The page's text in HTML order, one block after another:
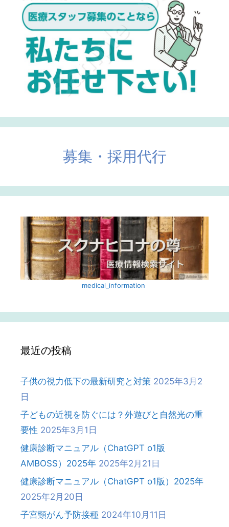
募集・採用代行
medical_information ‎
最近の投稿
子供の視力低下の最新研究と対策 2025年3月2
日
子どもの近視を防ぐには？外遊びと自然光の重
要性 2025年3月1日
健康診断マニュアル（ChatGPT o1版
AMBOSS）2025年 2025年2月21日
健康診断マニュアル（ChatGPT o1版）2025年
2025年2月20日
子宮頸がん予防接種 2024年10月11日